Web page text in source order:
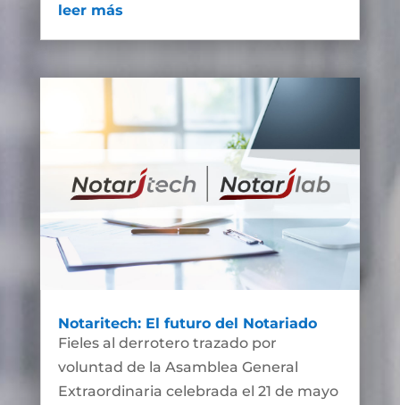
leer más
Notaritech: El futuro del Notariado
Fieles al derrotero trazado por
voluntad de la Asamblea General
Extraordinaria celebrada el 21 de mayo